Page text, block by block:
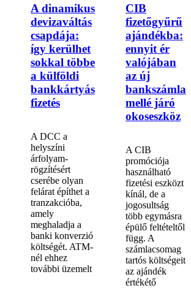
A dinamikus
devizaváltás
csapdája:
így kerülhet
sokkal többe
a külföldi
bankkártyás
fizetés
A DCC a
helyszíni
árfolyam-
rögzítésért
cserébe olyan
felárat építhet a
tranzakcióba,
amely
meghaladja a
banki konverzió
költségét. ATM-
nél ehhez
további üzemelt
CIB
fizetőgyűrű
ajándékba:
ennyit ér
valójában
az új
bankszámla
mellé járó
okoseszköz
A CIB
promóciója
használható
fizetési eszközt
kínál, de a
jogosultság
több egymásra
épülő feltételtől
függ. A
számlacsomag
tartós költségeit
az ajándék
értékétő